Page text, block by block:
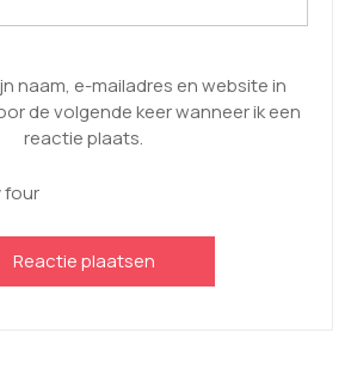
naam, e-mailadres en website in
de volgende keer wanneer ik een
reactie plaats.
four